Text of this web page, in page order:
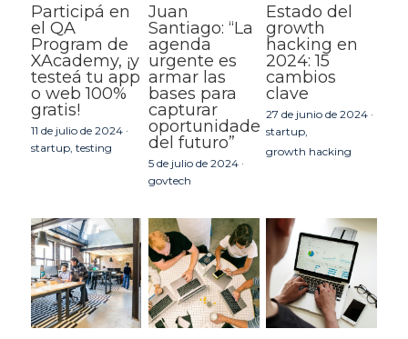
Participá en
el QA
Program de
XAcademy, ¡y
testeá tu app
o web 100%
gratis!
11 de julio de 2024 ·
startup, testing
Juan
Santiago: “La
agenda
urgente es
armar las
bases para
capturar
oportunidades
del futuro”
5 de julio de 2024 ·
govtech
Estado del
growth
hacking en
2024: 15
cambios
clave
27 de junio de 2024 ·
startup,
growth hacking